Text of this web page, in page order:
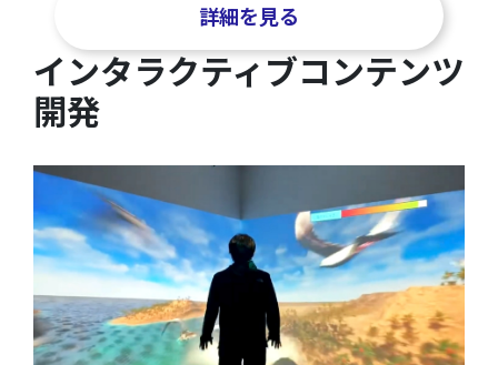
詳細を見る
インタラクティブコンテンツ
開発